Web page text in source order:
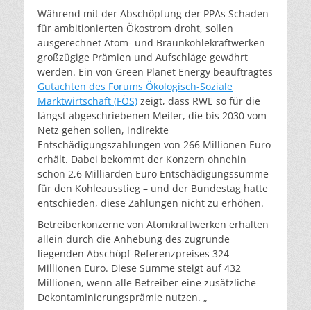
Während mit der Abschöpfung der PPAs Schaden
für ambitionierten Ökostrom droht, sollen
ausgerechnet Atom- und Braunkohlekraftwerken
großzügige Prämien und Aufschläge gewährt
werden. Ein von Green Planet Energy beauftragtes
Gutachten des Forums Ökologisch-Soziale
Marktwirtschaft (FÖS) zeigt, dass RWE so für die
längst abgeschriebenen Meiler, die bis 2030 vom
Netz gehen sollen, indirekte
Entschädigungszahlungen von 266 Millionen Euro
erhält. Dabei bekommt der Konzern ohnehin
schon 2,6 Milliarden Euro Entschädigungssumme
für den Kohleausstieg – und der Bundestag hatte
entschieden, diese Zahlungen nicht zu erhöhen.
Betreiberkonzerne von Atomkraftwerken erhalten
allein durch die Anhebung des zugrunde
liegenden Abschöpf-Referenzpreises 324
Millionen Euro. Diese Summe steigt auf 432
Millionen, wenn alle Betreiber eine zusätzliche
Dekontaminierungsprämie nutzen. „